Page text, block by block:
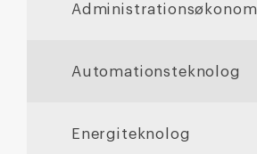
Administrationsøkonom
Automationsteknolog
Energiteknolog